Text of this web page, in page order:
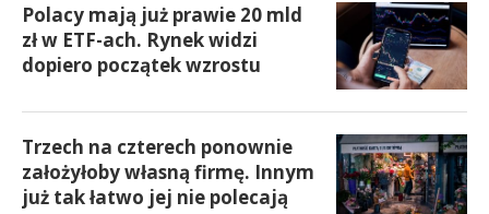
Polacy mają już prawie 20 mld
zł w ETF-ach. Rynek widzi
dopiero początek wzrostu
Trzech na czterech ponownie
założyłoby własną firmę. Innym
już tak łatwo jej nie polecają